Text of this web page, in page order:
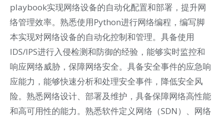
playbook实现网络设备的自动化配置和部署，提升网
络管理效率。熟悉使用Python进行网络编程，编写脚
本实现对网络设备的自动化控制和管理。具备使用
IDS/IPS进行入侵检测和防御的经验，能够实时监控和
响应网络威胁，保障网络安全。具备安全事件的应急响
应能力，能够快速分析和处理安全事件，降低安全风
险。熟悉网络设计、部署及维护，具备保障网络高性能
和高可用性的能力。熟悉软件定义网络（SDN）、网络